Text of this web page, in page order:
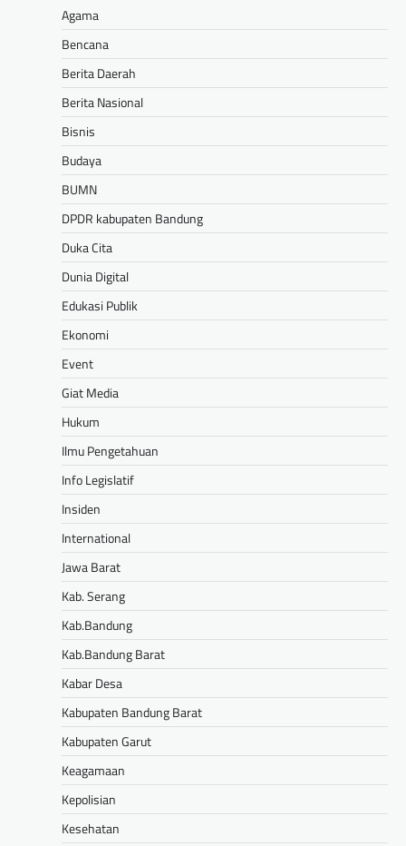
Agama
Bencana
Berita Daerah
Berita Nasional
Bisnis
Budaya
BUMN
DPDR kabupaten Bandung
Duka Cita
Dunia Digital
Edukasi Publik
Ekonomi
Event
Giat Media
Hukum
Ilmu Pengetahuan
Info Legislatif
Insiden
International
Jawa Barat
Kab. Serang
Kab.Bandung
Kab.Bandung Barat
Kabar Desa
Kabupaten Bandung Barat
Kabupaten Garut
Keagamaan
Kepolisian
Kesehatan